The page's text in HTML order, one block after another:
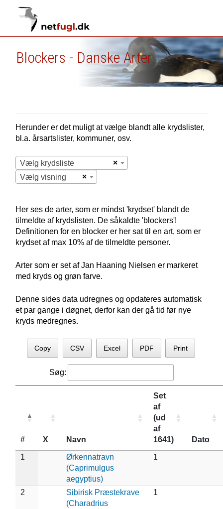
Blockers - Danske Arter
Herunder er det muligt at vælge blandt alle krydslister,
bl.a. årsartslister, kommuner, osv.
×
Vælg krydsliste
×
Vælg visning
Her ses de arter, som er mindst 'krydset' blandt de
tilmeldte af krydslisten. De såkaldte 'blockers'!
Definitionen for en blocker er her sat til en art, som er
krydset af max 10% af de tilmeldte personer.
Arter som er set af Jan Haaning Nielsen er markeret
med kryds og grøn farve.
Denne sides data udregnes og opdateres automatisk
et par gange i døgnet, derfor kan der gå tid før nye
kryds medregnes.
Copy CSV Excel PDF Print
Søg:
# X Navn
Set
af
(ud
af
1641)
Dato
1
Ørkennatravn
(Caprimulgus
aegyptius)
1
2
Sibirisk Præstekrave
(Charadrius
1